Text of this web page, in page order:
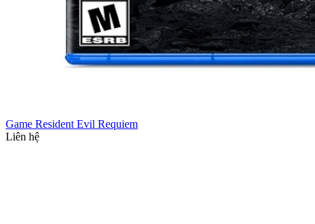
Game Resident Evil Requiem
Liên hệ